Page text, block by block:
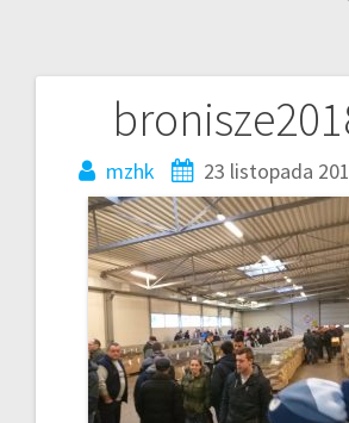
mzhk 23 listopada
Nawigacja
wpisu